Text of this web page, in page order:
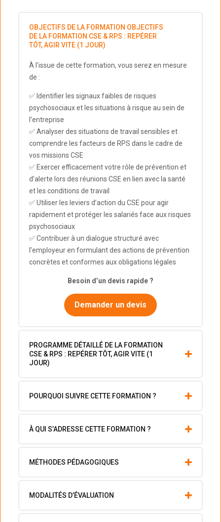
OBJECTIFS DE LA FORMATION OBJECTIFS
DE LA FORMATION CSE & RPS : REPÉRER
TÔT, AGIR VITE (1 JOUR)
À l’issue de cette formation, vous serez en mesure
de :
✅ Identifier les signaux faibles de risques
psychosociaux et les situations à risque au sein de
l’entreprise
✅ Analyser des situations de travail sensibles et
comprendre les facteurs de RPS dans le cadre de
vos missions CSE
✅ Exercer efficacement votre rôle de prévention et
d’alerte lors des réunions CSE en lien avec la santé
et les conditions de travail
✅ Utiliser les leviers d’action du CSE pour agir
rapidement et protéger les salariés face aux risques
psychosociaux
✅ Contribuer à un dialogue structuré avec
l’employeur en formulant des actions de prévention
concrètes et conformes aux obligations légales
Besoin d’un devis rapide ?
Demander un devis
PROGRAMME DÉTAILLÉ DE LA FORMATION
CSE & RPS : REPÉRER TÔT, AGIR VITE (1
JOUR)
POURQUOI SUIVRE CETTE FORMATION ?
À QUI S’ADRESSE CETTE FORMATION ?
MÉTHODES PÉDAGOGIQUES
MODALITÉS D’ÉVALUATION